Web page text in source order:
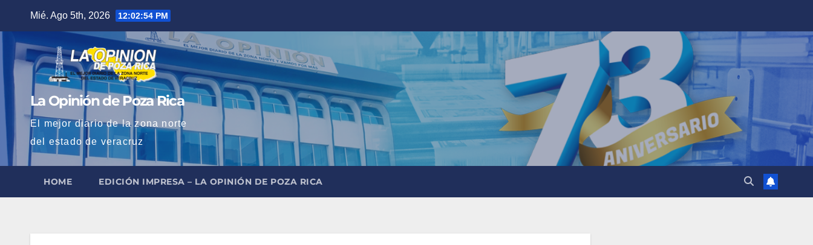
contenido
Mié. Ago 5th, 2026 12:02:55 PM
La Opinión de Poza Rica
El mejor diario de la zona norte
del estado de veracruz
HOME EDICIÓN IMPRESA – LA OPINIÓN DE POZA RICA